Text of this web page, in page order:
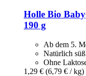
Holle Bio
190 g
Ab dem 5.
Natürlich
Ohne
1,29 € (6,79 € / kg)